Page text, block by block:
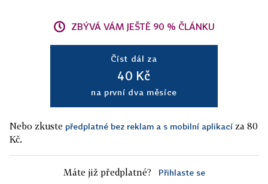
ZBÝVÁ VÁM JEŠTĚ 90 % ČLÁNKU
Číst dál za
40 Kč
na první dva měsíce
Nebo zkuste předplatné bez reklam a s mobilní aplikací za 80
Kč.
Máte již předplatné? Přihlaste se